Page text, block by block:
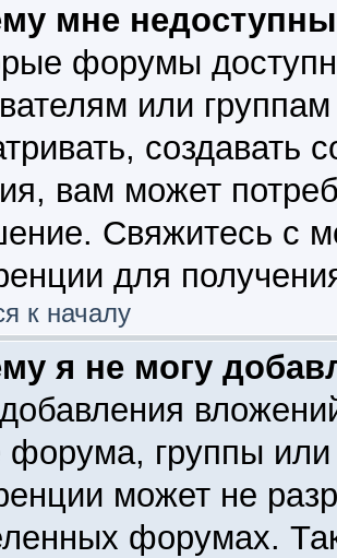
мне
форумы
или
создавать
вам может
Свяжитесь с
для
к началу
я не могу
форума, группы
может не
форумах.